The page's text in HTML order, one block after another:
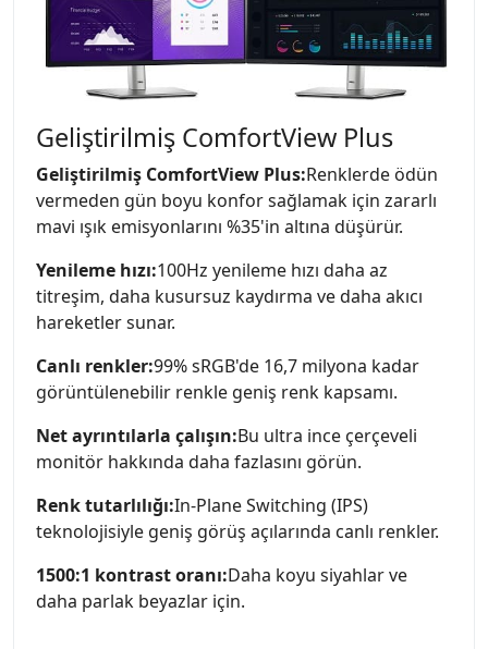
Geliştirilmiş ComfortView Plus
Geliştirilmiş ComfortView Plus:Renklerde ödün
vermeden gün boyu konfor sağlamak için zararlı
mavi ışık emisyonlarını %35'in altına düşürür.
Yenileme hızı:100Hz yenileme hızı daha az
titreşim, daha kusursuz kaydırma ve daha akıcı
hareketler sunar.
Canlı renkler:99% sRGB'de 16,7 milyona kadar
görüntülenebilir renkle geniş renk kapsamı.
Net ayrıntılarla çalışın:Bu ultra ince çerçeveli
monitör hakkında daha fazlasını görün.
Renk tutarlılığı:In-Plane Switching (IPS)
teknolojisiyle geniş görüş açılarında canlı renkler.
1500:1 kontrast oranı:Daha koyu siyahlar ve
daha parlak beyazlar için.